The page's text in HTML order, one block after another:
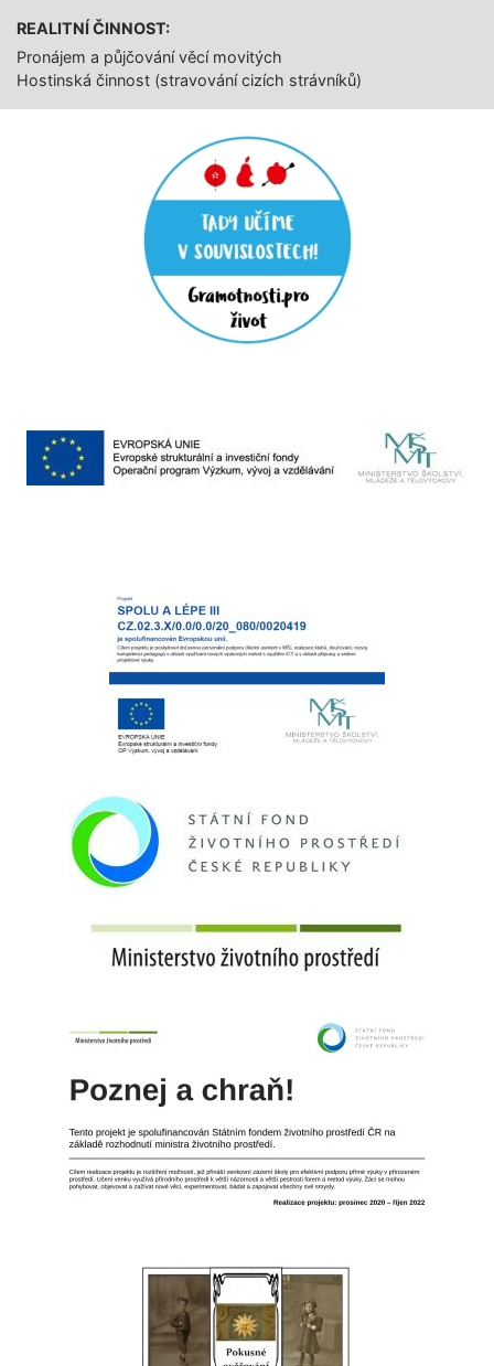
REALITNÍ ČINNOST:
Pronájem a půjčování věcí movitých
Hostinská činnost (stravování cizích strávníků)